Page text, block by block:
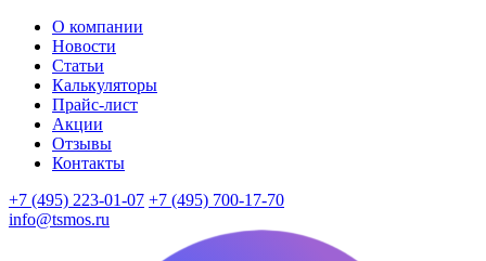
О компании
Новости
Статьи
Калькуляторы
Прайс-лист
Акции
Отзывы
Контакты
+7 (495) 223-01-07 +7 (495) 700-17-70
info@tsmos.ru